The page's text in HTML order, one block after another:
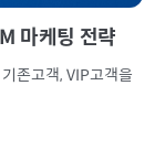
마케팅 전략
존고객, VIP고객을